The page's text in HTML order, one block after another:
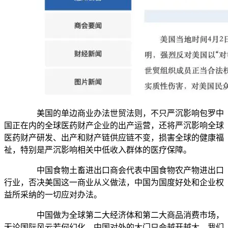
美国的单边商业办法世贸法则，不只严沉影响包罗中
国正在内的全球医药财产企业的出产运营，还将严沉影响全球
医药财产研发、出产和财产链供应链不变，损害全球的健康福
祉，特别是严沉影响相关中低收入群体的医疗保障。
中国食物土畜进出口商会代表中国食物农产物进出口
行业，否决美国这一商业从义做法，中国为国度好处和企业权
益所采纳的一切应对办法。
中国做为全球第二大经济体和第二大商品消费市场，